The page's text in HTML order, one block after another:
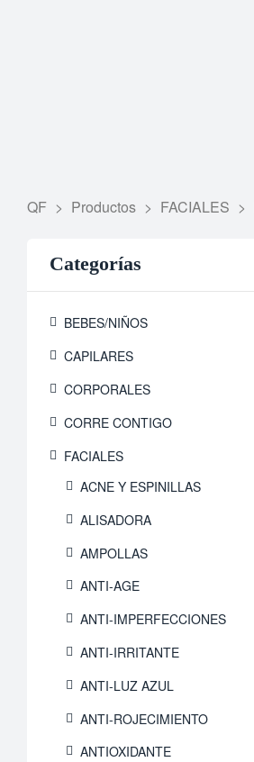
QF > Productos > FACIALES >
Categorías
BEBES/NIÑOS
CAPILARES
CORPORALES
CORRE CONTIGO
FACIALES
ACNE Y ESPINILLAS
ALISADORA
AMPOLLAS
ANTI-AGE
ANTI-IMPERFECCIONES
ANTI-IRRITANTE
ANTI-LUZ AZUL
ANTI-ROJECIMIENTO
ANTIOXIDANTE